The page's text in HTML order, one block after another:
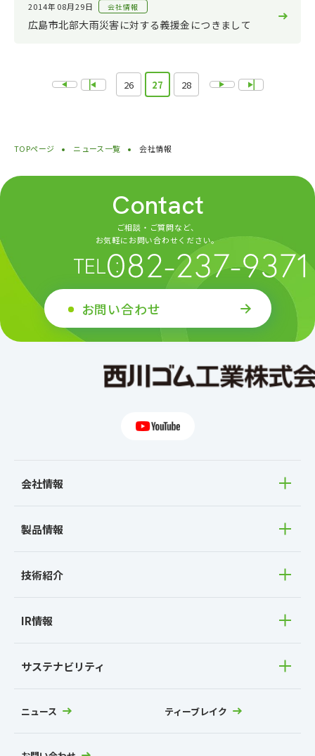
2014年08月29日 会社情報
広島市北部大雨災害に対する義援金につきまして
26 27 28
TOPページ ニュース一覧 会社情報
Contact
ご相談・ご質問など、
お気軽にお問い合わせください。
お問い合わせ
会社情報
製品情報
技術紹介
IR情報
サステナビリティ
ニュース ティーブレイク